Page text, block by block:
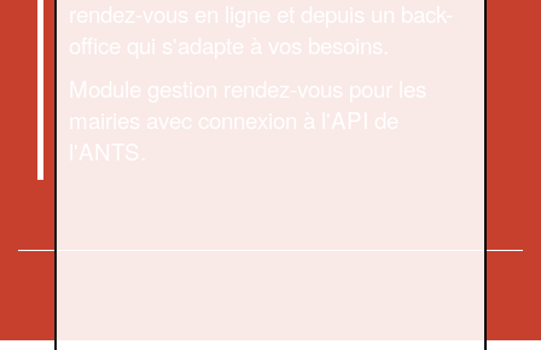
rendez-vous en ligne et depuis un back-
office qui s'adapte à vos besoins.
Module gestion rendez-vous pour les
mairies avec connexion à l'API de
l'ANTS.